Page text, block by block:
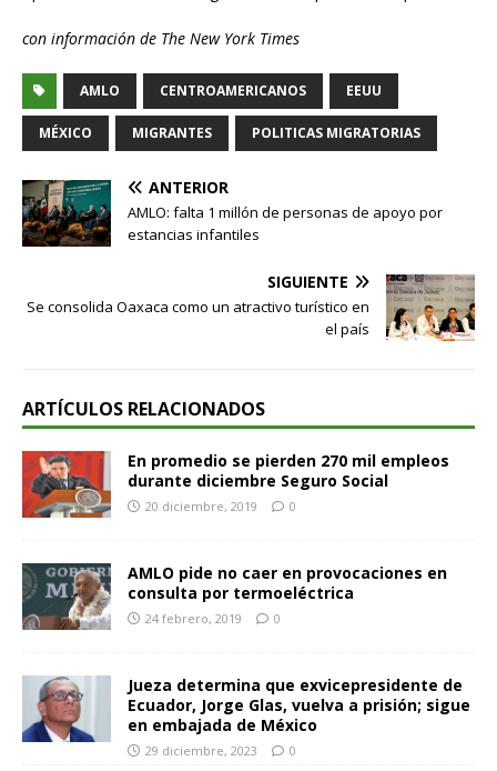
con información de The New York Times
AMLO CENTROAMERICANOS EEUU
MÉXICO MIGRANTES POLITICAS MIGRATORIAS
ANTERIOR
AMLO: falta 1 millón de personas de apoyo por
estancias infantiles
SIGUIENTE
Se consolida Oaxaca como un atractivo turístico en
el país
ARTÍCULOS RELACIONADOS
En promedio se pierden 270 mil empleos
durante diciembre Seguro Social
20 diciembre, 2019 0
AMLO pide no caer en provocaciones en
consulta por termoeléctrica
24 febrero, 2019 0
Jueza determina que exvicepresidente de
Ecuador, Jorge Glas, vuelva a prisión; sigue
en embajada de México
29 diciembre, 2023 0